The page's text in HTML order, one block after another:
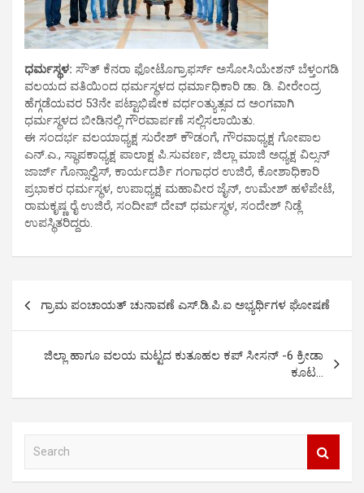
ಧರ್ಮಸ್ಥಳ: ಸೌತ್ ಕೆನರಾ ಫೋಟೊಗ್ರಾಫರ್ಸ್ ಅಸೋಸಿಯೇಶನ್ ಬೆಳ್ತಂಗಡಿ
ವಲಯದ ವತಿಯಿಂದ ಧರ್ಮಸ್ಥಳದ ಧರ್ಮಾಧಿಕಾರಿ ಡಾ. ಡಿ. ವೀರೇಂದ್ರ
ಹೆಗ್ಗಡೆಯವರ 53ನೇ ಪಟ್ಟಾಭಿಷೇಕ ವರ್ಧಂತ್ಯುತ್ಸವ ದ ಅಂಗವಾಗಿ
ಧರ್ಮಸ್ಥಳದ ಬೀಡಿನಲ್ಲಿ ಗೌರವಾರ್ಪಣೆ ಸಲ್ಲಿಸಲಾಯಿತು.
ಈ ಸಂದರ್ಭ ವಲಯಾಧ್ಯಕ್ಷ ಸುರೇಶ್ ಕೌಡಂಗೆ, ಗೌರವಾಧ್ಯಕ್ಷ ಗೋಪಾಲ
ಎನ್.ಎ., ಸ್ಥಾಪಕಾಧ್ಯಕ್ಷ ಪಾಲಾಕ್ಷ ಪಿ.ಸುವರ್ಣ, ಜಿಲ್ಲಾ ಮಾಜಿ ಅಧ್ಯಕ್ಷ ವಿಲ್ಸನ್
ಜಾರ್ಜ್ ಗೊನ್ಸಾಲ್ವಿಸ್, ಕಾರ್ಯದರ್ಶಿ ಗಂಗಾಧರ ಉಜಿರೆ, ಕೋಶಾಧಿಕಾರಿ
ಪ್ರಭಾಕರ ಧರ್ಮಸ್ಥಳ, ಉಪಾಧ್ಯಕ್ಷ ಮಹಾವೀರ ಜೈನ್, ಉಮೇಶ್ ಹಳೆಪೇಟೆ,
ರಾಮಕೃಷ್ಣ ರೈ ಉಜಿರೆ, ಸಂದೀಪ್ ದೇವ್ ಧರ್ಮಸ್ಥಳ, ಸಂದೇಶ್ ನಿಡ್ಲೆ
ಉಪಸ್ಥಿತರಿದ್ದರು.
n
i
ಗ್ರಾಮ ಪಂಚಾಯತ್ ಚುನಾವಣೆ ಎಸ್.ಡಿ.ಪಿ.ಐ ಅಭ್ಯರ್ಥಿಗಳ ಘೋಷಣೆ
ಜಿಲ್ಲಾ ಹಾಗೂ ವಲಯ ಮಟ್ಟದ ಕುತೂಹಲ ಕಪ್ ಸೀಸನ್ -6 ಕ್ರೀಡಾ
ಕೂಟ…